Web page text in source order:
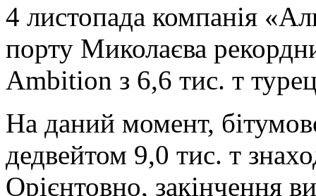
4 листопада компанія
порту Миколаєва
Ambition з 6,6 тис. т
На даний момент,
дедвейтом 9,0 тис. т
Орієнтовно, закінчення